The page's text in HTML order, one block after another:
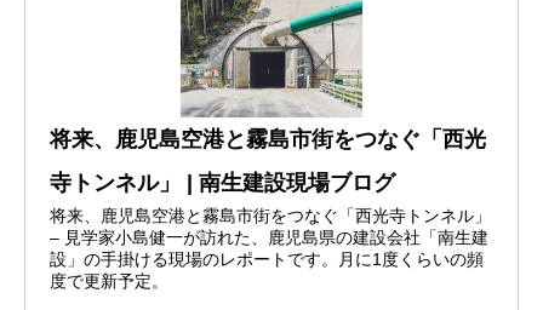
将来、鹿児島空港と霧島市街をつなぐ「⻄光
寺トンネル」 | 南生建設現場ブログ
将来、鹿児島空港と霧島市街をつなぐ「⻄光寺トンネル」
– 見学家小島健一が訪れた、鹿児島県の建設会社「南生建
設」の手掛ける現場のレポートです。月に1度くらいの頻
度で更新予定。